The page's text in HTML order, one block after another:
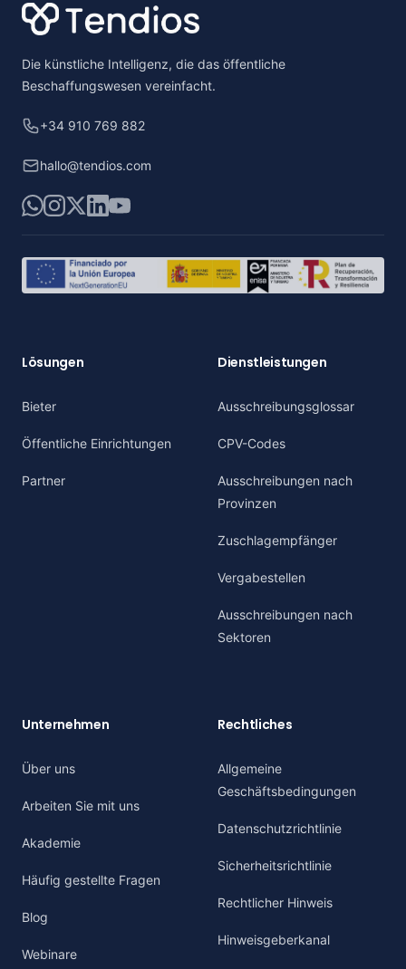
Die künstliche Intelligenz, die das öffentliche
Beschaffungswesen vereinfacht.
+34 910 769 882
hallo@tendios.com
WhatsApp
Instagram
X LinkedIn
YouTube
Lösungen
Bieter
Öffentliche Einrichtungen
Partner
Dienstleistungen
Ausschreibungsglossar
CPV-Codes
Ausschreibungen nach
Provinzen
Zuschlagempfänger
Vergabestellen
Ausschreibungen nach
Sektoren
Unternehmen
Über uns
Arbeiten Sie mit uns
Akademie
Häufig gestellte Fragen
Blog
Webinare
Rechtliches
Allgemeine
Geschäftsbedingungen
Datenschutzrichtlinie
Sicherheitsrichtlinie
Rechtlicher Hinweis
Hinweisgeberkanal